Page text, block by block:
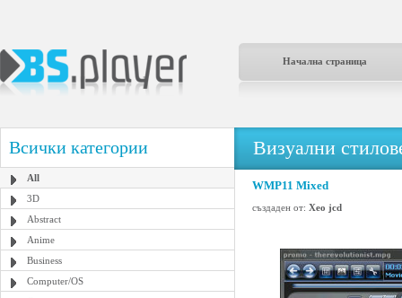
Начална страница
Всички категории
All
3D
Abstract
Anime
Business
Computer/OS
Визуални
WMP11 Mixed
създаден от: Xeo jcd